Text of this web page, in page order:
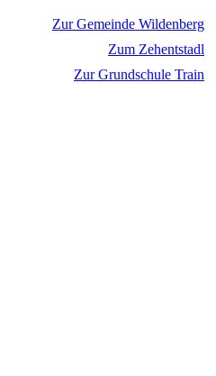
Zur Gemeinde Wildenberg
Zum Zehentstadl
Zur Grundschule Train